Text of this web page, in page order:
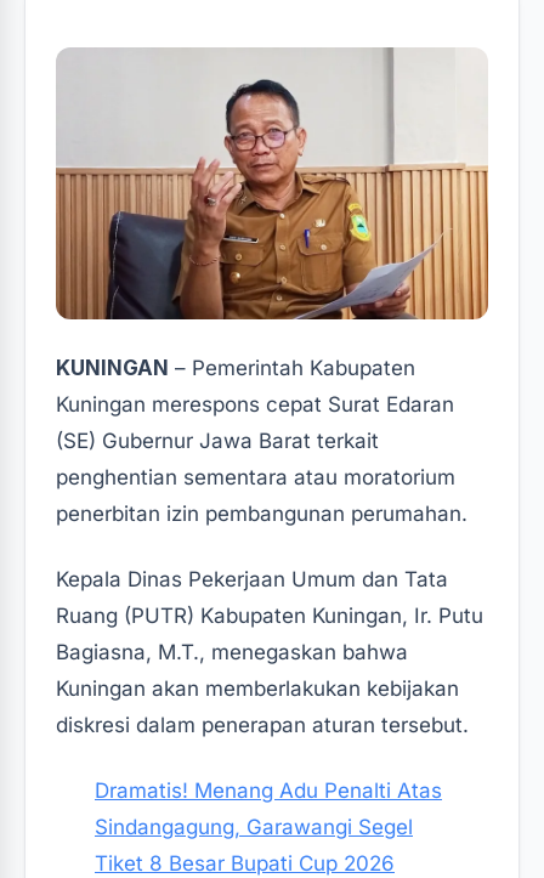
KUNINGAN – Pemerintah Kabupaten
Kuningan merespons cepat Surat Edaran
(SE) Gubernur Jawa Barat terkait
penghentian sementara atau moratorium
penerbitan izin pembangunan perumahan.
Kepala Dinas Pekerjaan Umum dan Tata
Ruang (PUTR) Kabupaten Kuningan, Ir. Putu
Bagiasna, M.T., menegaskan bahwa
Kuningan akan memberlakukan kebijakan
diskresi dalam penerapan aturan tersebut.
Dramatis! Menang Adu Penalti Atas
Sindangagung, Garawangi Segel
Tiket 8 Besar Bupati Cup 2026